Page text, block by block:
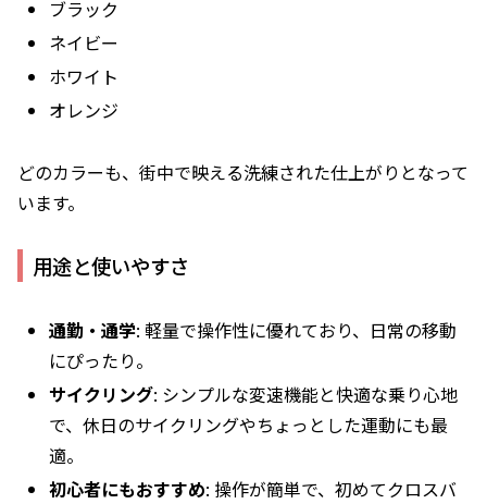
ブラック
ネイビー
ホワイト
オレンジ
どのカラーも、街中で映える洗練された仕上がりとなって
います。
用途と使いやすさ
通勤・通学: 軽量で操作性に優れており、日常の移動
にぴったり。
サイクリング: シンプルな変速機能と快適な乗り心地
で、休日のサイクリングやちょっとした運動にも最
適。
初心者にもおすすめ: 操作が簡単で、初めてクロスバ